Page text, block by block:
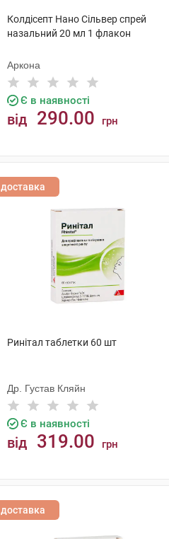
Колдісепт Нано Сільвер спрей
назальний 20 мл 1 флакон
Аркона
Є в наявності
від 290.00 грн
доставка
Ринітал таблетки 60 шт
Др. Густав Кляйн
Є в наявності
від 319.00 грн
доставка